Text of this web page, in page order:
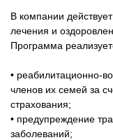
В компании
лечения и
Программа
• реабилитационно-
членов их семей за
страхования;
• предупреждение
заболеваний;